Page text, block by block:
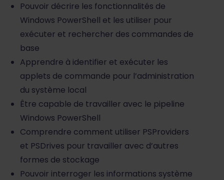
Pouvoir décrire les fonctionnalités de
Windows PowerShell et les utiliser pour
exécuter et rechercher des commandes de
base
Apprendre à identifier et exécuter les
applets de commande pour l’administration
du système local
Être capable de travailler avec le pipeline
Windows PowerShell
Comprendre comment utiliser PSProviders
et PSDrives pour travailler avec d’autres
formes de stockage
Pouvoir interroger les informations système